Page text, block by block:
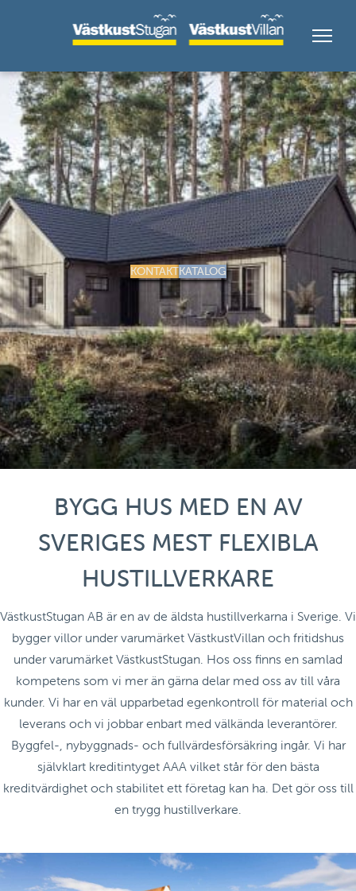
KONTAKTKATALOG
BYGG HUS MED EN AV
SVERIGES MEST FLEXIBLA
HUSTILLVERKARE
VästkustStugan AB är en av de äldsta hustillverkarna i Sverige. Vi
bygger villor under varumärket VästkustVillan och fritidshus
under varumärket VästkustStugan. Hos oss finns en samlad
kompetens som vi mer än gärna delar med oss av till våra
kunder. Vi har en väl upparbetad egenkontroll för material och
leverans och vi jobbar enbart med välkända leverantörer.
Byggfel-, nybyggnads- och fullvärdesförsäkring ingår. Vi har
självklart kreditintyget AAA vilket står för den bästa
kreditvärdighet och stabilitet ett företag kan ha. Det gör oss till
en trygg hustillverkare.